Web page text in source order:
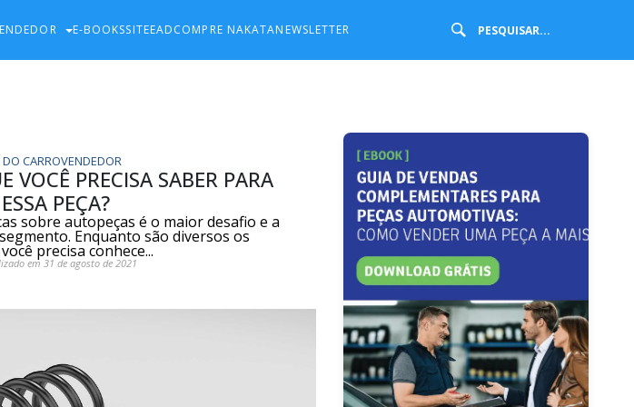
E-BOOKSSITEEADCOMPRE NAKATANEWSLETTER
CARROVENDEDOR
VOCÊ PRECISA SABER PARA
PEÇA?
sobre autopeças é o maior desafio e a
Enquanto são diversos os
precisa conhece...
em 31 de agosto de 2021